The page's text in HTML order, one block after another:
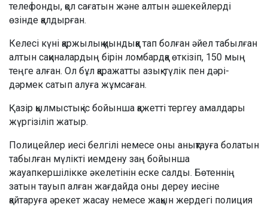
телефонды, қол сағатын және алтын әшекейлерді
өзінде қалдырған.
Келесі күні қаржылық қиындыққа тап болған әйел табылған
алтын сақиналардың бірін ломбардқа өткізіп, 150 мың
теңге алған. Ол бұл қаражатты азық-түлік пен дәрі-
дәрмек сатып алуға жұмсаған.
Қазір қылмыстық іс бойынша қажетті тергеу амалдары
жүргізіліп жатыр.
Полицейлер иесі белгілі немесе оны анықтауға болатын
табылған мүлікті иемдену заң бойынша
жауапкершілікке әкелетінін еске салды. Бөтеннің
затын тауып алған жағдайда оны дереу иесіне
қайтаруға әрекет жасау немесе жақын жердегі полиция